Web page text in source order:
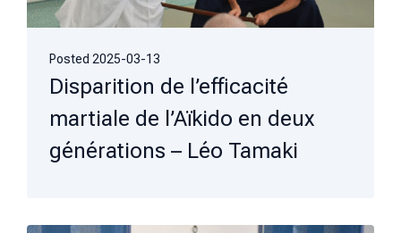
Posted 2025-03-13
Disparition de l’efficacité
martiale de l’Aïkido en deux
générations – Léo Tamaki